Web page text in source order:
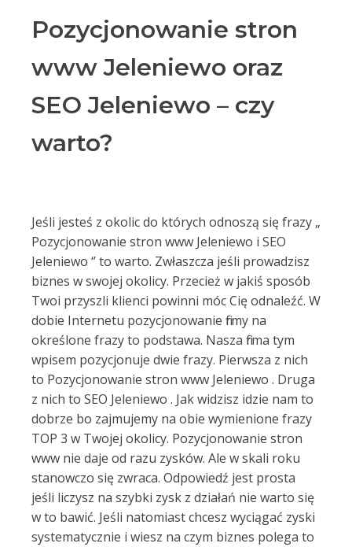
Pozycjonowanie stron
www Jeleniewo oraz
SEO Jeleniewo – czy
warto?
Jeśli jesteś z okolic do których odnoszą się frazy „
Pozycjonowanie stron www Jeleniewo i SEO
Jeleniewo ‘’ to warto. Zwłaszcza jeśli prowadzisz
biznes w swojej okolicy. Przecież w jakiś sposób
Twoi przyszli klienci powinni móc Cię odnaleźć. W
dobie Internetu pozycjonowanie firmy na
określone frazy to podstawa. Nasza firma tym
wpisem pozycjonuje dwie frazy. Pierwsza z nich
to Pozycjonowanie stron www Jeleniewo . Druga
z nich to SEO Jeleniewo . Jak widzisz idzie nam to
dobrze bo zajmujemy na obie wymienione frazy
TOP 3 w Twojej okolicy. Pozycjonowanie stron
www nie daje od razu zysków. Ale w skali roku
stanowczo się zwraca. Odpowiedź jest prosta
jeśli liczysz na szybki zysk z działań nie warto się
w to bawić. Jeśli natomiast chcesz wyciągać zyski
systematycznie i wiesz na czym biznes polega to